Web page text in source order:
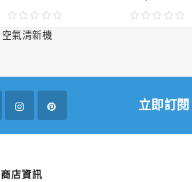
空氣清新機
立即訂閱
商店資訊